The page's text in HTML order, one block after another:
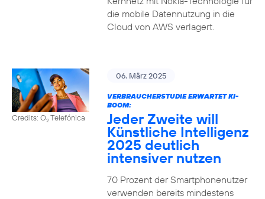
die mobile Datennutzung in die
Cloud von AWS verlagert.
Credits: O2Telefónica
06. März 2025
VERBRAUCHERSTUDIE ERWARTET KI-
BOOM:
Jeder Zweite will
Künstliche Intelligenz
2025 deutlich
intensiver nutzen
70 Prozent der Smartphonenutzer
verwenden bereits mindestens